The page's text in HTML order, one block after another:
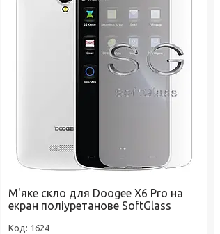
М'яке скло для Doogee X6 Pro на
екран поліуретанове SoftGlass
1624